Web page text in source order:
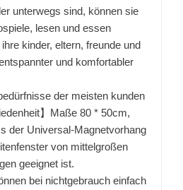
unterwegs sind, können sie
lesen und essen
kinder, eltern, freunde und
und komfortabler
der meisten kunden
】Maße 80 * 50cm,
der Universal-Magnetvorhang
von mittelgroßen
geeignet ist.
bei nichtgebrauch einfach